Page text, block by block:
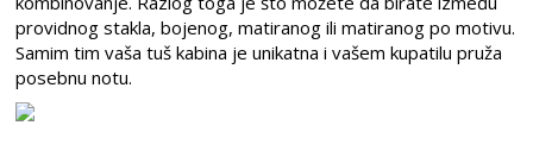
providnog stakla, bojenog, matiranog ili matiranog po motivu.
Samim tim vaša tuš kabina je unikatna i vašem kupatilu pruža
posebnu notu.